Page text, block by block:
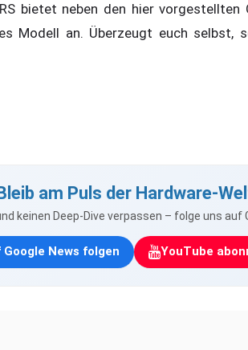
bietet neben den hier
Modell an. Überzeugt euch selbst,
am Puls der Hardware-
keinen Deep-Dive verpassen – folge uns auf
Google News folgen YouTube